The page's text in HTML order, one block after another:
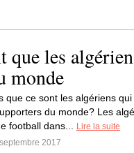
que les
monde
que ce sont les algériens
du monde? Les
football dans...
Lire la suite
2017